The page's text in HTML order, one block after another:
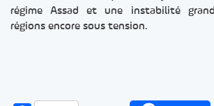
régime Assad et une instabilité
régions encore sous tension.